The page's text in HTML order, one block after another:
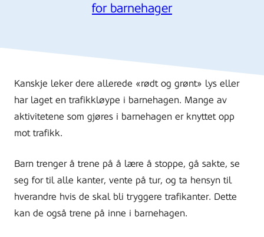
for barnehager
Kanskje leker dere allerede «rødt og grønt» lys eller
har laget en trafikkløype i barnehagen. Mange av
aktivitetene som gjøres i barnehagen er knyttet opp
mot trafikk.
Barn trenger å trene på å lære å stoppe, gå sakte, se
seg for til alle kanter, vente på tur, og ta hensyn til
hverandre hvis de skal bli tryggere trafikanter. Dette
kan de også trene på inne i barnehagen.